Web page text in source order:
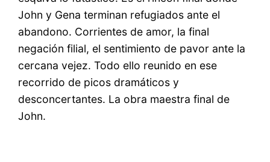
John y Gena terminan refugiados ante el
abandono. Corrientes de amor, la final
negación filial, el sentimiento de pavor ante la
cercana vejez. Todo ello reunido en ese
recorrido de picos dramáticos y
desconcertantes. La obra maestra final de
John.